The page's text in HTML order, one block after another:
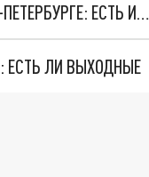
ГРАФИК РАБОТЫ "ПОЧТЫ РОССИИ" В НОВОГОДНИЕ ПРАЗДНИКИ В САНКТ-ПЕТЕРБУРГЕ: ЕСТЬ ИЗМЕНЕНИЯ
ЕСТЬ ЛИ ВЫХОДНЫЕ